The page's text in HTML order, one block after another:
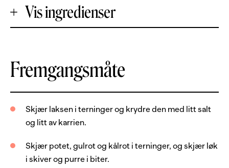
Vis ingredienser
Porsjoner
500 g
laksefilet, uten skinn og bein
500 g
poteter
2 stk
gulrot
0.25 stk
kålrot
Fremgangsmåte
Skjær laksen i terninger og krydre den med litt salt
og litt av karrien.
Skjær potet, gulrot og kålrot i terninger, og skjær løk
i skiver og purre i biter.